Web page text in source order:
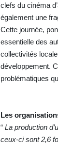
clefs du cinéma
également une
Cette journée,
essentielle des
collectivités
développement.
problématiques
Les
“La production
ceux-ci sont2,6